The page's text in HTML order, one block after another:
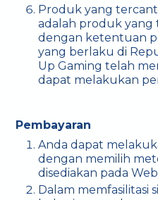
Produk yang
adalah produk
dengan ketentuan
yang berlaku di
Up Gaming telah
dapat melakukan
Pembayaran
Anda dapat
dengan memilih
disediakan pada
Dalam memfasilitasi